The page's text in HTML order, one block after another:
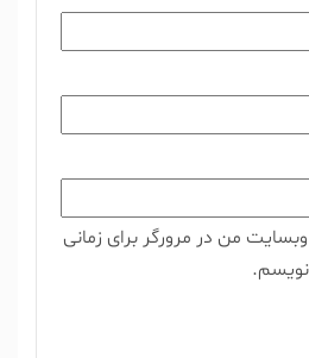
من در مرورگر برای زمانی